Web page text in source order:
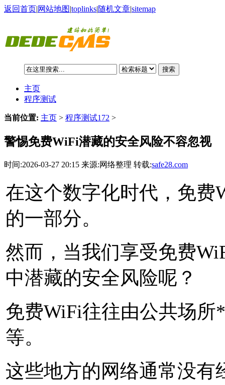
返回首页|网站地图|toplinks|随机文章|sitemap
搜索
主页
程序测试
当前位置: 主页 > 程序测试172 >
警惕免费WiFi潜藏的安全风险不容忽视
时间:2026-03-27 20:15 来源:网络整理 转载:safe28.com
在这个数字化时代，免费
的一部分。
然而，当我们享受免费
中潜藏的安全风险呢？
免费WiFi往往由公共场
等。
这些地方的网络通常没